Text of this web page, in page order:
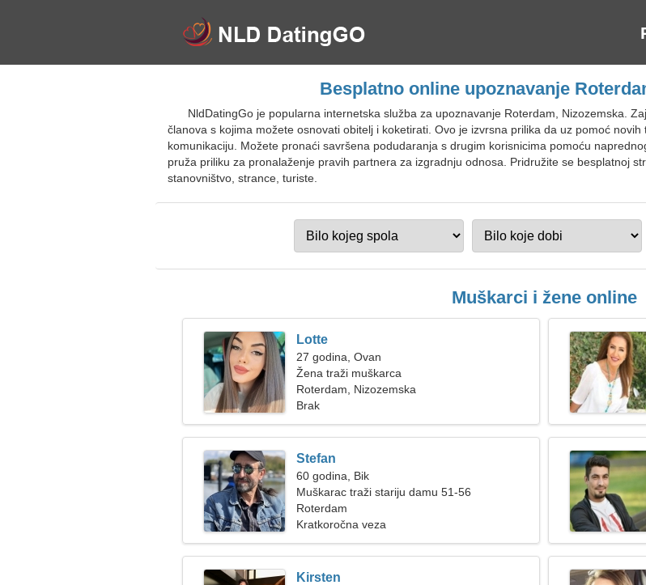
Besplatno online upoznavanje
NldDatingGo je popularna internetska služba za upoznavanje Roterdam, Nizozemska.
članova s kojima možete osnovati obitelj i koketirati. Ovo je izvrsna prilika da uz pomoć
komunikaciju. Možete pronaći savršena podudaranja s drugim korisnicima pomoću
pruža priliku za pronalaženje pravih partnera za izgradnju odnosa. Pridružite se besplatnoj
stanovništvo, strance, turiste.
Muškarci i žene online
Lotte
27 godina, Ovan
Žena traži muškarca
Roterdam, Nizozemska
Brak
Stefan
60 godina, Bik
Muškarac traži stariju damu 51-56
Roterdam
Kratkoročna veza
Kirsten